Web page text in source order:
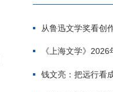
从鲁迅文学奖看创
《上海文学》
钱文亮：把远行看